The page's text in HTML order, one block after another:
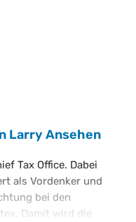
Larry Ansehen
Tax Office. Dabei
als Vordenker und
bei den
Damit wird die